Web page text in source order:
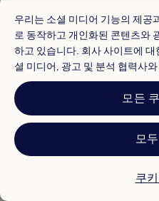
피닉스의 코티지
피닉스의 빌라
피닉스의 아파트식 호텔
피닉스의 게스트하우스
피닉스의 4성급 호텔
피닉스의 성소수자 환영 호텔
이탈리아의 호텔
미국의 호텔
아르헨티나 베스트 호텔
우리는 소셜 미디어 기능의 제공
로 동작하고 개인화된 콘텐츠와
하고 있습니다. 회사 사이트에
셜 미디어, 광고 및 분석 협력사
모든
모
쿠